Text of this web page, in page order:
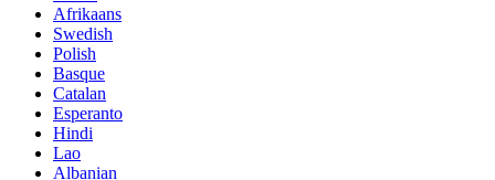
Afrikaans
Swedish
Polish
Basque
Catalan
Esperanto
Hindi
Lao
Albanian